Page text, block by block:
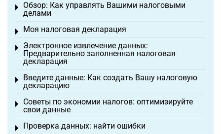
Обзор: Как управлять Вашими налоговыми
делами
Toggle menu
Моя налоговая декларация
Toggle menu
Электронное извлечение данных:
Предварительно заполненная налоговая
декларация
Toggle menu
Введите данные: Как создать Вашу налоговую
декларацию
Toggle menu
Советы по экономии налогов: оптимизируйте
свои данные
Toggle menu
Проверка данных: найти ошибки
Toggle menu